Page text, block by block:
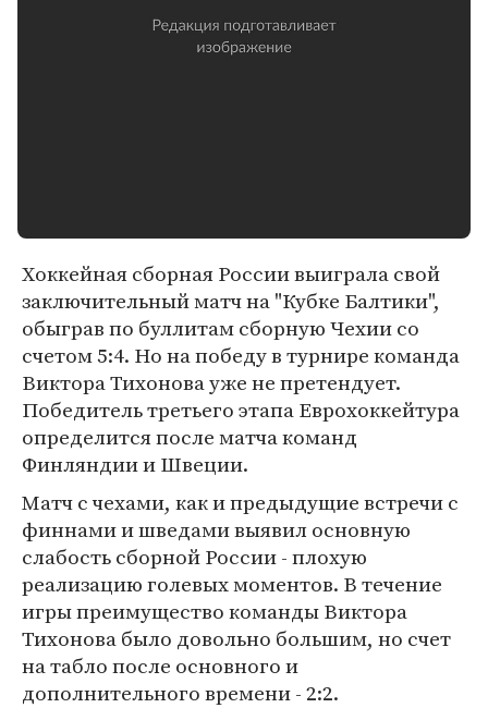
Хоккейная сборная России выиграла свой
заключительный матч на "Кубке Балтики",
обыграв по буллитам сборную Чехии со
счетом 5:4. Но на победу в турнире команда
Виктора Тихонова уже не претендует.
Победитель третьего этапа Еврохоккейтура
определится после матча команд
Финляндии и Швеции.
Матч с чехами, как и предыдущие встречи с
финнами и шведами выявил основную
слабость сборной России - плохую
реализацию голевых моментов. В течение
игры преимущество команды Виктора
Тихонова было довольно большим, но счет
на табло после основного и
дополнительного времени - 2:2.